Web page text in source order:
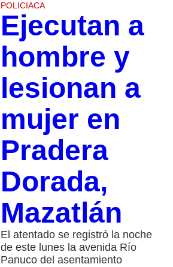
POLICIACA
Ejecutan a
hombre y
lesionan a
mujer en
Pradera
Dorada,
Mazatlán
El atentado se registró la noche
de este lunes la avenida Río
Panuco del asentamiento